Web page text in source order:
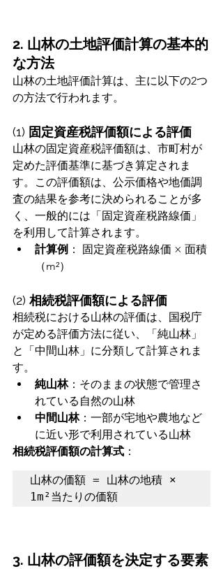
2. 山林の土地評価計算の基本的
な方法
山林の土地評価計算は、主に以下の2つ
の方法で行われます。
(1) 固定資産税評価額による評価
山林の固定資産税評価額は、市町村が
定めた評価基準に基づき算定されま
す。この評価額は、公示価格や地価調
査の結果を参考に決められることが多
く、一般的には「固定資産税路線価」
を利用して計算されます。
計算例 ： 固定資産税路線価 × 面積
（m²）
(2) 相続税評価額による評価
相続税における山林の評価は、国税庁
が定める評価方法に従い、「純山林」
と「中間山林」に分類して計算されま
す。
純山林：そのままの状態で管理さ
れている自然の山林
中間山林：一部が宅地や農地など
に近い形で利用されている山林
相続税評価額の計算式 ：
山林の価額 = 山林の地積 ×
1m²当たりの価額
3. 山林の評価額を決定する要素